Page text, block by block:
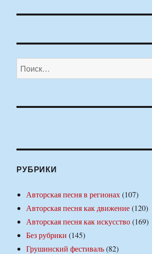
Искать:
РУБРИКИ
Авторская песня в регионах(107)
Авторская песня как движение(120)
Авторская песня как искусство(169)
Без рубрики (145)
Грушинский фестиваль(82)